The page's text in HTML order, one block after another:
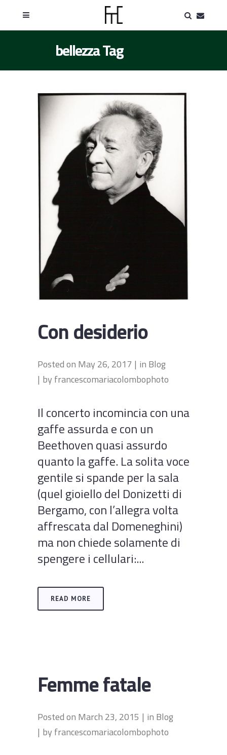
bellezza Tag
Con desiderio
Posted on May 26, 2017 in Blog
by francescomariacolombophoto
Il concerto incomincia con una
gaffe assurda e con un
Beethoven quasi assurdo
quanto la gaffe. La solita voce
gentile si spande per la sala
(quel gioiello del Donizetti di
Bergamo, con l’allegra volta
affrescata dal Domeneghini)
ma non chiede solamente di
spengere i cellulari:...
READ MORE
Femme fatale
Posted on March 23, 2015 in Blog
by francescomariacolombophoto